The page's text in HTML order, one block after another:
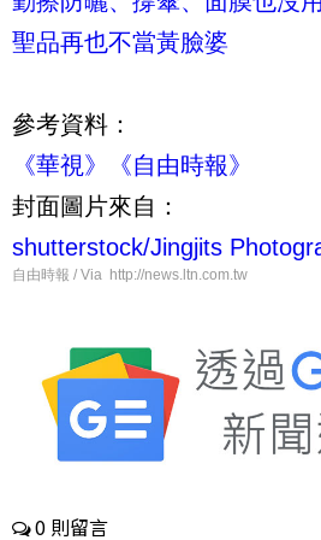
聖品再也不當黃臉婆
參考資料：
《華視》
《自由時報》
封面圖片來自：
shutterstock/Jingjits
自由時報 / Via http://news.ltn.com.tw